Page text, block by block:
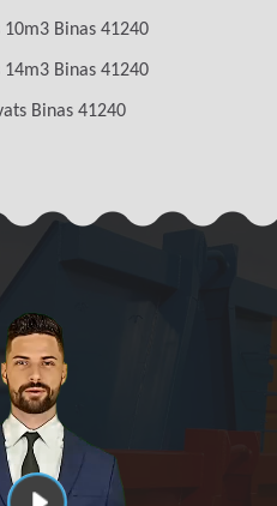
Binas 41240
Binas 41240
Binas 41240